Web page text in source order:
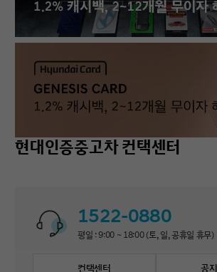
현대인증중고차 컨택센터
1522-0880
평일 : 9:00 ~ 18:00 (토, 일, 공휴일 휴무)
컨택센터 공